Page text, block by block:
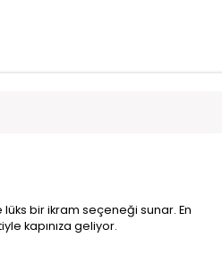
lüks bir ikram seçeneği sunar. En
kapınıza geliyor.